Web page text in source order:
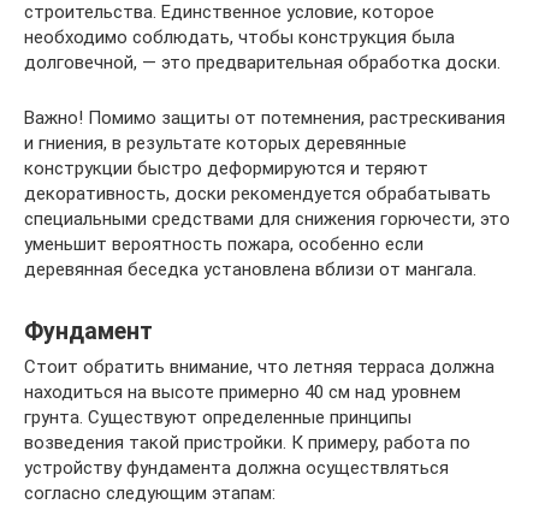
строительства. Единственное условие, которое
необходимо соблюдать, чтобы конструкция была
долговечной, — это предварительная обработка доски.
Важно! Помимо защиты от потемнения, растрескивания
и гниения, в результате которых деревянные
конструкции быстро деформируются и теряют
декоративность, доски рекомендуется обрабатывать
специальными средствами для снижения горючести, это
уменьшит вероятность пожара, особенно если
деревянная беседка установлена вблизи от мангала.
Фундамент
Стоит обратить внимание, что летняя терраса должна
находиться на высоте примерно 40 см над уровнем
грунта. Существуют определенные принципы
возведения такой пристройки. К примеру, работа по
устройству фундамента должна осуществляться
согласно следующим этапам: